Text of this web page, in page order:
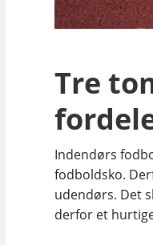
Tre
Indendørs
fodboldsko.
udendørs. Det
derfor et